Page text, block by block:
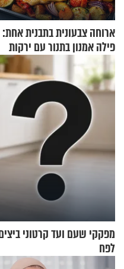
ארוחה צבעונית בתבנית אחת:
פילה אמנון בתנור עם ירקות
לפח